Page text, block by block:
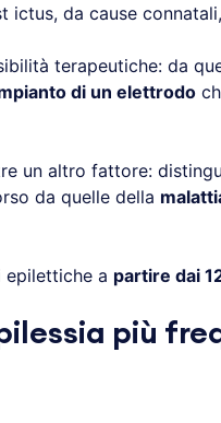
ictus, da cause
terapeutiche: da
di un elettrodo
un altro fattore:
da quelle della
epilettiche a partire dai
più